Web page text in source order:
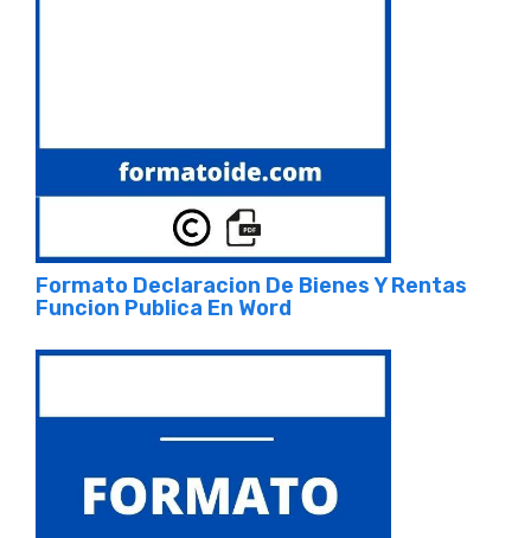
Formato Declaracion De Bienes Y Rentas
Funcion Publica En Word